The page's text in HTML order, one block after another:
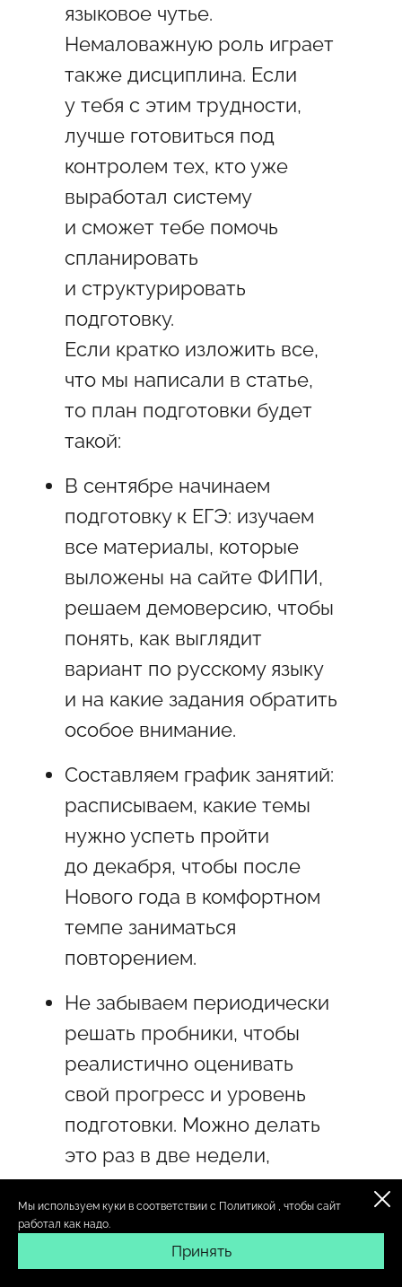
Мы используем куки в соответствии с Политикой , чтобы сайт
работал как надо.
Принять
языковое чутье.
Немаловажную роль играет
также дисциплина. Если
у тебя с этим трудности,
лучше готовиться под
контролем тех, кто уже
выработал систему
и сможет тебе помочь
спланировать
и структурировать
подготовку.
Если кратко изложить все,
что мы написали в статье,
то план подготовки будет
такой:
В сентябре начинаем
подготовку к ЕГЭ: изучаем
все материалы, которые
выложены на сайте ФИПИ,
решаем демоверсию, чтобы
понять, как выглядит
вариант по русскому языку
и на какие задания обратить
особое внимание.
Составляем график занятий:
расписываем, какие темы
нужно успеть пройти
до декабря, чтобы после
Нового года в комфортном
темпе заниматься
повторением.
Не забываем периодически
решать пробники, чтобы
реалистично оценивать
свой прогресс и уровень
подготовки. Можно делать
это раз в две недели,
а весной начать писать
чаще — каждую неделю,
например, желательно
в письменном виде